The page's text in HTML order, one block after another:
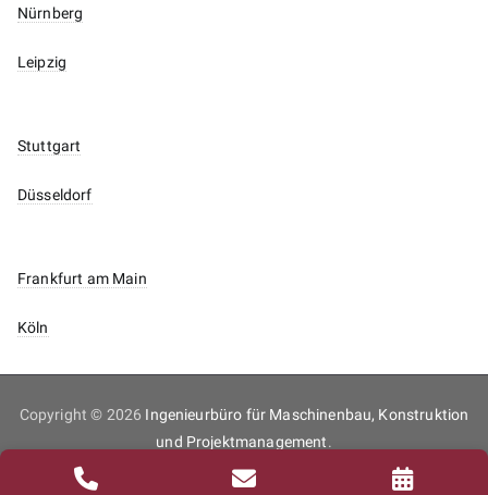
Nürnberg
Leipzig
Stuttgart
Düsseldorf
Frankfurt am Main
Köln
Copyright © 2026 Ingenieurbüro für Maschinenbau, Konstruktion
und Projektmanagement.
Inhaltsverzeichnis
Impressum Kontakt